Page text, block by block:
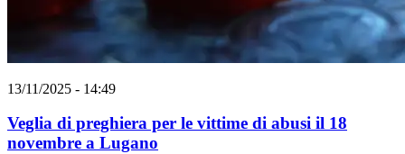
13/11/2025 - 14:49
Veglia di preghiera per le vittime di abusi il 18
novembre a Lugano